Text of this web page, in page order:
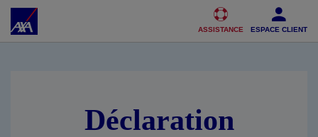
Accéder au Contenu Accéder au Pied de page
ASSISTANCE ESPACE CLIENT
Déclaration